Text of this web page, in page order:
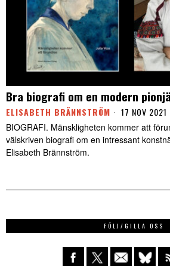
Bra biografi om en modern
ELISABETH BRÄNNSTRÖM 17 NOV 2021
BIOGRAFI. Mänskligheten kommer att
välskriven biografi om en intressant
Elisabeth Brännström.
FÖLJ/GILLA OSS